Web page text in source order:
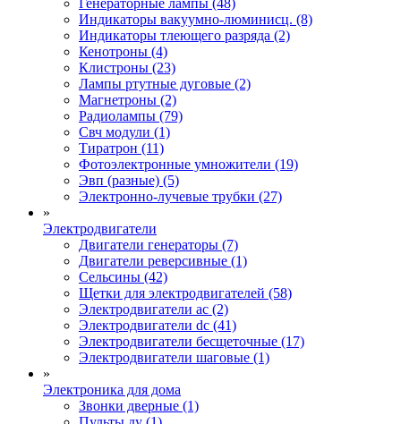
Индикаторы вакуумно-люминисц. (8)
Индикаторы тлеющего разряда (2)
Кенотроны (4)
Клистроны (23)
Лампы ртутные дуговые (2)
Магнетроны (2)
Радиолампы (79)
Свч модули (1)
Тиратрон (11)
Фотоэлектронные умножители (19)
Эвп (разные) (5)
Электронно-лучевые трубки (27)
»
Электродвигатели
Двигатели генераторы (7)
Двигатели реверсивные (1)
Сельсины (42)
Щетки для электродвигателей (58)
Электродвигатели ac (2)
Электродвигатели dc (41)
Электродвигатели бесщеточные (17)
Электродвигатели шаговые (1)
»
Электроника для дома
Звонки дверные (1)